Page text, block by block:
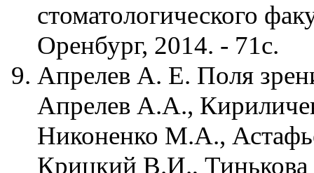
стоматологического
Оренбург, 2014. - 71с.
Апрелев А. Е. Поля
Апрелев А.А.,
Никоненко М.А.,
Крицкий В.И.,